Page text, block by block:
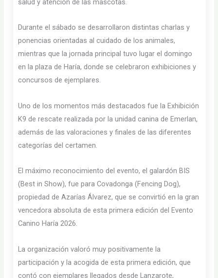
salud y atención de las mascotas.
Durante el sábado se desarrollaron distintas charlas y
ponencias orientadas al cuidado de los animales,
mientras que la jornada principal tuvo lugar el domingo
en la plaza de Haría, donde se celebraron exhibiciones y
concursos de ejemplares.
Uno de los momentos más destacados fue la Exhibición
K9 de rescate realizada por la unidad canina de Emerlan,
además de las valoraciones y finales de las diferentes
categorías del certamen.
El máximo reconocimiento del evento, el galardón BIS
(Best in Show), fue para Covadonga (Fencing Dog),
propiedad de Azarías Álvarez, que se convirtió en la gran
vencedora absoluta de esta primera edición del Evento
Canino Haría 2026.
La organización valoró muy positivamente la
participación y la acogida de esta primera edición, que
contó con ejemplares llegados desde Lanzarote,